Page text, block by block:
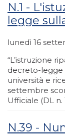
N.1 -
legge
lunedì 16
“L’istruzione
decreto-legge
università e
settembre
Ufficiale (DL n.
N.39 -